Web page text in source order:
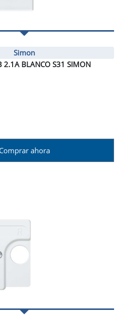
Simon
2.1A BLANCO S31 SIMON
Comprar ahora